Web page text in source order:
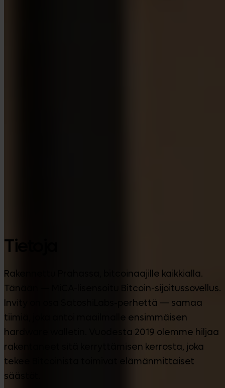
Tietoja
Rakennettu Prahassa, bitcoinaajille kaikkialla.
Tänään — MiCA-lisensoitu Bitcoin-sijoitussovellus.
Invity on osa SatoshiLabs-perhettä — samaa
tiimiä, joka antoi maailmalle ensimmäisen
hardware walletin. Vuodesta 2019 olemme hiljaa
rakentaneet sitä kerryttämisen kerrosta, joka
tekee Bitcoinista toimivat elämänmittaiset
säästöt.